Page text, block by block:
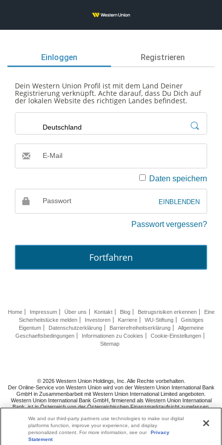
Einloggen Registrieren
Dein Western Union Profil ist mit dem Land Deiner
Registrierung verknüpft. Achte darauf, dass Du Dich auf
der lokalen Website des richtigen Landes befindest.
E-Mail
Daten speichern
Passwort EINBLENDEN
Passwort vergessen?
Fortfahren
Home Impressum Über uns Kontakt Blog Betrugsrisiken erkennen
Eine
Sicherheitslücke melden
Investoren Karriere WU-Stiftung
Geistiges
Eigentum
Datenschutzerklärung Barrierefreiheitserklärung
Allgemeine
Geschaeftsbedingungen
Informationen zu Cookies
Cookie-Einstellungen
Sitemap
© 2026 Western Union Holdings, Inc. Alle Rechte vorbehalten.
Der Online-Service von Western Union wird von der Western Union International Bank
GmbH in Zusammenbarbeit mit Western Union International Limited angeboten.
Western Union International Bank GmbH, firmierend als Western Union International
Bank, ist in Österreich von der Österreichischen Finanzmarktaufsicht zugelassen.
Folgen Sie unsauf
We and our third-party partners use technologies to make our digital
platforms function, improve your experience, and display
personalized content. For more information, see our
Privacy
Statement